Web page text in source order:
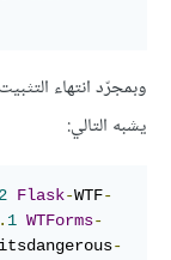
وبمجرّد انتهاء
يشبه التالي:
2 Flask-WTF-
. 1 WTForms-
-